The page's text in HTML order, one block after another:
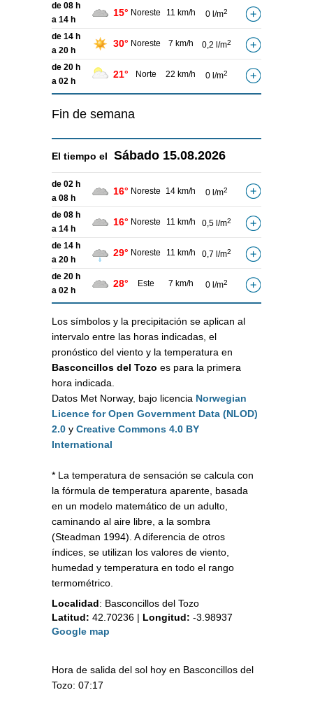
de 08 h
a 14 h
15° Noreste 11 km/h 0 l/m2
de 14 h
a 20 h
30° Noreste 7 km/h 0,2 l/m2
de 20 h
a 02 h
21° Norte 22 km/h 0 l/m2
Fin de semana
El tiempo el Sábado 15.08.2026
de 02 h
a 08 h
16° Noreste 14 km/h 0 l/m2
de 08 h
a 14 h
16° Noreste 11 km/h 0,5 l/m2
de 14 h
a 20 h
29° Noreste 11 km/h 0,7 l/m2
de 20 h
a 02 h
28° Este 7 km/h 0 l/m2
Los símbolos y la precipitación se aplican al
intervalo entre las horas indicadas, el
pronóstico del viento y la temperatura en
Basconcillos del Tozo es para la primera
hora indicada.
Datos Met Norway, bajo licencia Norwegian
Licence for Open Government Data (NLOD)
2.0 y Creative Commons 4.0 BY
International
* La temperatura de sensación se calcula con
la fórmula de temperatura aparente, basada
en un modelo matemático de un adulto,
caminando al aire libre, a la sombra
(Steadman 1994). A diferencia de otros
índices, se utilizan los valores de viento,
humedad y temperatura en todo el rango
termométrico.
Localidad: Basconcillos del Tozo
Latitud: 42.70236 | Longitud: -3.98937
Google map
Hora de salida del sol hoy en Basconcillos del
Tozo: 07:17